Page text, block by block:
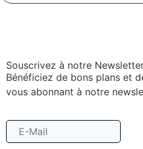
Souscrivez à notre
Bénéficiez de bons plans et
vous abonnant à notre